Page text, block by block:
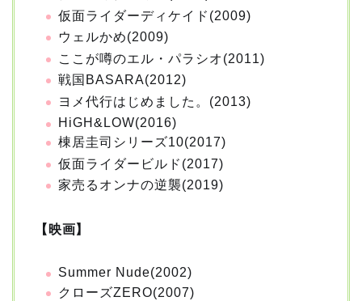
仮面ライダーディケイド(2009)
ウェルかめ(2009)
ここが噂のエル・パラシオ(2011)
戦国BASARA(2012)
ヨメ代行はじめました。(2013)
HiGH&LOW(2016)
棟居圭司シリーズ10(2017)
仮面ライダービルド(2017)
家売るオンナの逆襲(2019)
【映画】
Summer Nude(2002)
クローズZERO(2007)